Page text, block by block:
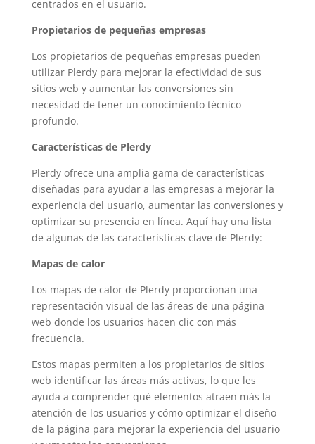
centrados en el usuario.
Propietarios de pequeñas empresas
Los propietarios de pequeñas empresas pueden
utilizar Plerdy para mejorar la efectividad de sus
sitios web y aumentar las conversiones sin
necesidad de tener un conocimiento técnico
profundo.
Características de Plerdy
Plerdy ofrece una amplia gama de características
diseñadas para ayudar a las empresas a mejorar la
experiencia del usuario, aumentar las conversiones y
optimizar su presencia en línea. Aquí hay una lista
de algunas de las características clave de Plerdy:
Mapas de calor
Los mapas de calor de Plerdy proporcionan una
representación visual de las áreas de una página
web donde los usuarios hacen clic con más
frecuencia.
Estos mapas permiten a los propietarios de sitios
web identificar las áreas más activas, lo que les
ayuda a comprender qué elementos atraen más la
atención de los usuarios y cómo optimizar el diseño
de la página para mejorar la experiencia del usuario